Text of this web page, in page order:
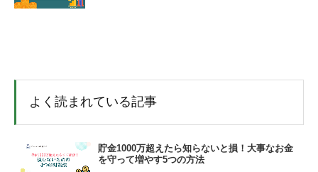
よく読まれている記事
貯金1000万超えたら知らないと損！大事なお金
を守って増やす5つの方法